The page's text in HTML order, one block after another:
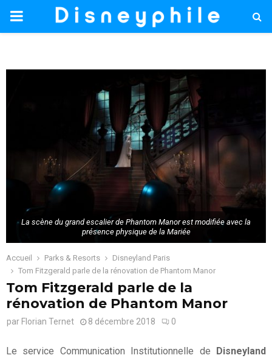
PRIMARY
La scène du grand escalier de Phantom Manor est modifiée avec la
présence physique de la Mariée
Accueil Parks & Resorts
Disneyland Paris
Tom Fitzgerald parle de la rénovation de Phantom Manor
Tom Fitzgerald parle de la
rénovation de Phantom Manor
par Florian Ternet 8 décembre 2018 0
Le service Communication Institutionnelle de
Disneyland